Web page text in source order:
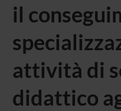
il
attività di
didattico